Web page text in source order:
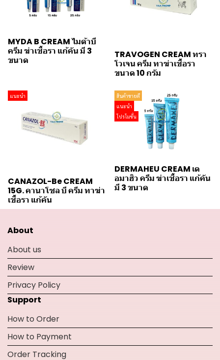
MYDA B CREAM ไมด้าบี
ครีม ฆ่าเชื้อรา แก้คัน มี 3
ขนาด
TRAVOGEN CREAM ทรา
โวเจน ครีม ทาฆ่าเชื้อรา
ขนาด 10 กรัม
แนะนำ
CANAZOL-Be CREAM
15G. คานาโซล บี ครีม ทาฆ่า
เชื้อรา แก้คัน
สินค้าขายดี
แนะนำ
โปรโมชั่น
DERMAHEU CREAM เด
อมาฮิว ครีม ฆ่าเชื้อรา แก้คัน
มี 3 ขนาด
About
About us
Review
Privacy Policy
Support
How to Order
How to Payment
Order Tracking